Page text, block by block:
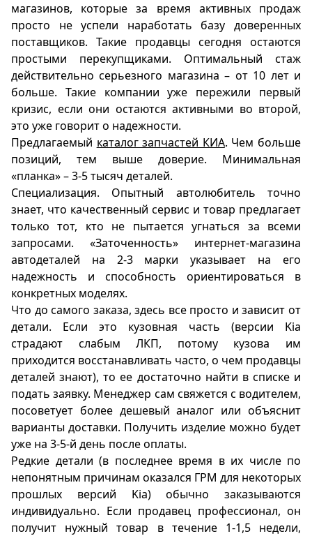
магазинов, которые за время активных продаж
просто не успели наработать базу доверенных
поставщиков. Такие продавцы сегодня остаются
простыми перекупщиками. Оптимальный стаж
действительно серьезного магазина – от 10 лет и
больше. Такие компании уже пережили первый
кризис, если они остаются активными во второй,
это уже говорит о надежности.
Предлагаемый каталог запчастей КИА. Чем больше
позиций, тем выше доверие. Минимальная
«планка» – 3-5 тысяч деталей.
Специализация. Опытный автолюбитель точно
знает, что качественный сервис и товар предлагает
только тот, кто не пытается угнаться за всеми
запросами. «Заточенность» интернет-магазина
автодеталей на 2-3 марки указывает на его
надежность и способность ориентироваться в
конкретных моделях.
Что до самого заказа, здесь все просто и зависит от
детали. Если это кузовная часть (версии Kia
страдают слабым ЛКП, потому кузова им
приходится восстанавливать часто, о чем продавцы
деталей знают), то ее достаточно найти в списке и
подать заявку. Менеджер сам свяжется с водителем,
посоветует более дешевый аналог или объяснит
варианты доставки. Получить изделие можно будет
уже на 3-5-й день после оплаты.
Редкие детали (в последнее время в их числе по
непонятным причинам оказался ГРМ для некоторых
прошлых версий Kia) обычно заказываются
индивидуально. Если продавец профессионал, он
получит нужный товар в течение 1-1,5 недели,